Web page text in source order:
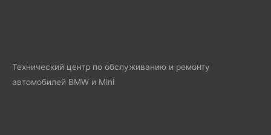
Технический центр по обслуживанию и ремонту
автомобилей BMW и Mini